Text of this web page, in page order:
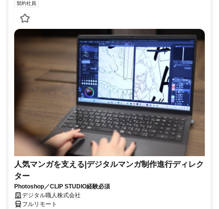
契約社員
人気マンガを支える|デジタルマンガ制作進行ディレク
ター
Photoshop／CLIP STUDIO経験必須
デジタル職人株式会社
フルリモート